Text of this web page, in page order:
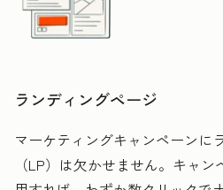
ランディングページ
マーケティングキャンペーンに
（LP）は欠かせません。キャ